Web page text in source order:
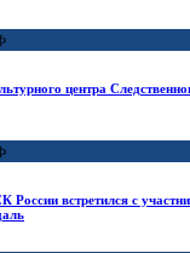
центра
России встретился с